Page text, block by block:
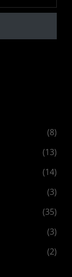
(8)
(13)
(14)
(3)
(35)
(3)
(2)